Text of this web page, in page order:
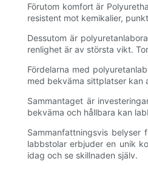
Förutom komfort är
resistent mot kemikalier,
Dessutom är
renlighet är av största vikt.
Fördelarna med
med bekväma sittplatser kan
Sammantaget är
bekväma och hållbara kan
Sammanfattningsvis
labbstolar erbjuder en unik
idag och se skillnaden själv.